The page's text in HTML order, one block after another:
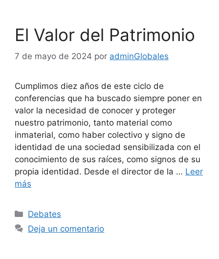
El Valor del Patrimonio
7 de mayo de 2024 por adminGlobales
Cumplimos diez años de este ciclo de
conferencias que ha buscado siempre poner en
valor la necesidad de conocer y proteger
nuestro patrimonio, tanto material como
inmaterial, como haber colectivo y signo de
identidad de una sociedad sensibilizada con el
conocimiento de sus raíces, como signos de su
propia identidad. Desde el director de la … Leer
más
Debates
Deja un comentario